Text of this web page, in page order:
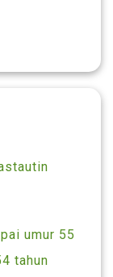
umur 55
tahun